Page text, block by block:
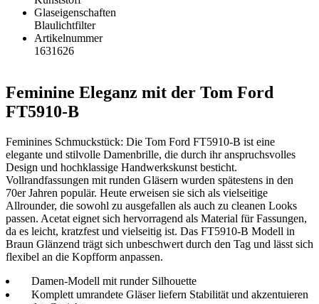
Glaseigenschaften
Blaulichtfilter
Artikelnummer
1631626
Feminine Eleganz mit der Tom Ford
FT5910-B
Feminines Schmuckstück: Die Tom Ford FT5910-B ist eine
elegante und stilvolle Damenbrille, die durch ihr anspruchsvolles
Design und hochklassige Handwerkskunst besticht.
Vollrandfassungen mit runden Gläsern wurden spätestens in den
70er Jahren populär. Heute erweisen sie sich als vielseitige
Allrounder, die sowohl zu ausgefallen als auch zu cleanen Looks
passen. Acetat eignet sich hervorragend als Material für Fassungen,
da es leicht, kratzfest und vielseitig ist. Das FT5910-B Modell in
Braun Glänzend trägt sich unbeschwert durch den Tag und lässt sich
flexibel an die Kopfform anpassen.
Damen-Modell mit runder Silhouette
Komplett umrandete Gläser liefern Stabilität und akzentuieren